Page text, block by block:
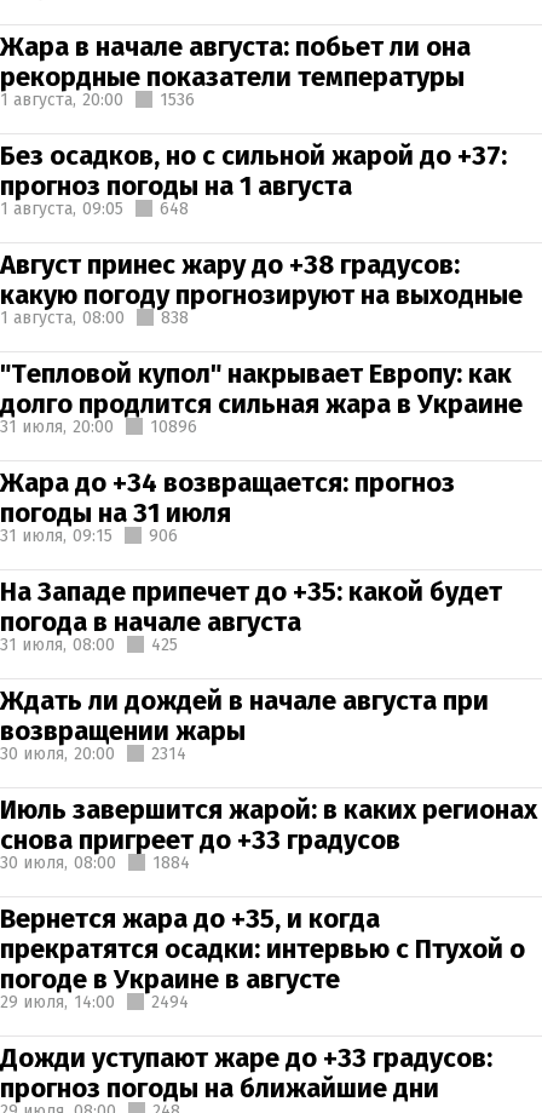
Жара в начале августа: побьет ли она
рекордные показатели температуры
1 августа, 20:00 1536
Без осадков, но с сильной жарой до +37:
прогноз погоды на 1 августа
1 августа, 09:05 648
Август принес жару до +38 градусов:
какую погоду прогнозируют на выходные
1 августа, 08:00 838
"Тепловой купол" накрывает Европу: как
долго продлится сильная жара в Украине
31 июля, 20:00 10896
Жара до +34 возвращается: прогноз
погоды на 31 июля
31 июля, 09:15 906
На Западе припечет до +35: какой будет
погода в начале августа
31 июля, 08:00 425
Ждать ли дождей в начале августа при
возвращении жары
30 июля, 20:00 2314
Июль завершится жарой: в каких регионах
снова пригреет до +33 градусов
30 июля, 08:00 1884
Вернется жара до +35, и когда
прекратятся осадки: интервью с Птухой о
погоде в Украине в августе
29 июля, 14:00 2494
Дожди уступают жаре до +33 градусов:
прогноз погоды на ближайшие дни